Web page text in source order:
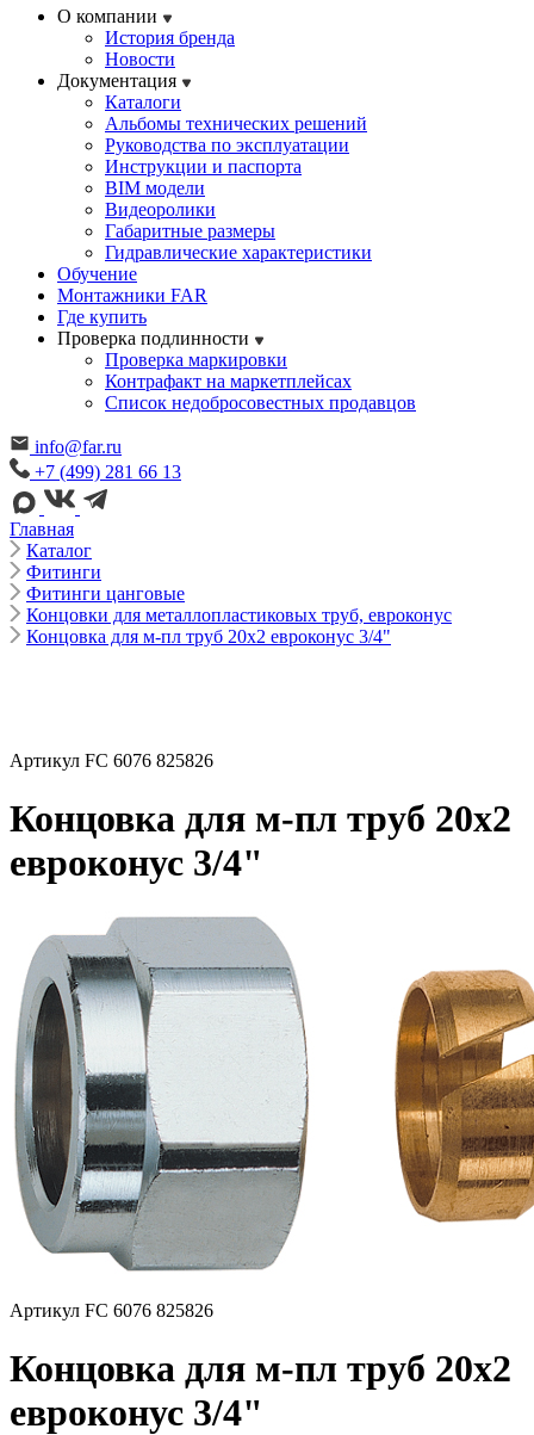
О компании
История бренда
Новости
Документация
Каталоги
Альбомы технических решений
Руководства по эксплуатации
Инструкции и паспорта
BIM модели
Видеоролики
Габаритные размеры
Гидравлические характеристики
Обучение
Монтажники FAR
Где купить
Проверка подлинности
Проверка маркировки
Контрафакт на маркетплейсах
Cписок недобросовестных продавцов
info@far.ru
+7 (499) 281 66 13
Главная
Каталог
Фитинги
Фитинги цанговые
Концовки для металлопластиковых труб, евроконус
Концовка для м-пл труб 20х2 евроконус 3/4"
Артикул FC 6076 825826
Концовка для м-пл труб 20х2
евроконус 3/4"
Артикул FC 6076 825826
Концовка для м-пл труб 20х2
евроконус 3/4"